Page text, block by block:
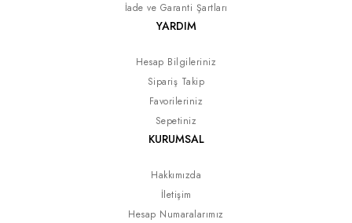
İade ve Garanti Şartları
YARDIM
Hesap Bilgileriniz
Sipariş Takip
Favorileriniz
Sepetiniz
KURUMSAL
Hakkımızda
İletişim
Hesap Numaralarımız